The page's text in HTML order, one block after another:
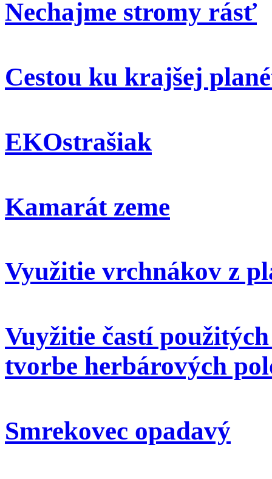
Nechajme stromy rásť
Cestou ku krajšej
EKOstrašiak
Kamarát zeme
Využitie vrchnákov z
Vuyžitie častí
tvorbe herbárových
Smrekovec opadavý